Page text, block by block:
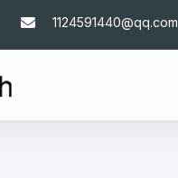
1124591440@qq.com